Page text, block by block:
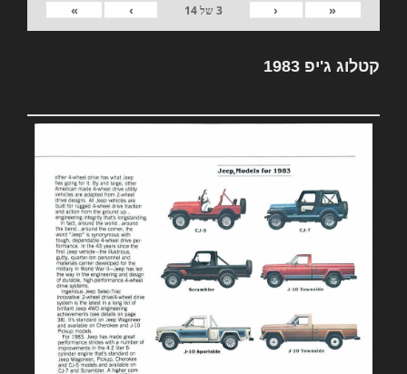
«
‹
3של14
›
»
קטלוג ג'יפ 1983